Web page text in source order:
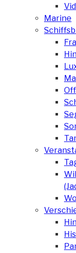
Marine